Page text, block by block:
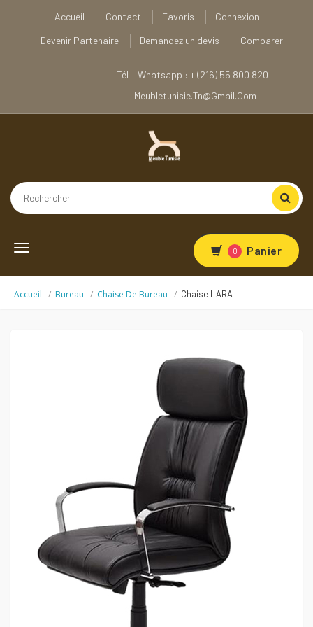
Accueil Contact Favoris
Connexion
Devenir Partenaire
Demandez un devis Comparer
Tél + Whatsapp : + (216) 55 800 820 –
Meubletunisie.tn@gmail.com
Toggle
0 Panier
Accueil Bureau Chaise De Bureau Chaise LARA